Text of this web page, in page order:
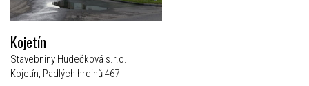
Kojetín
Stavebniny Hudečková s.r.o.
Kojetín, Padlých hrdinů 467